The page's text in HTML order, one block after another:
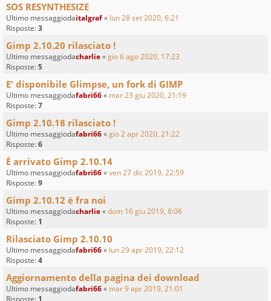
SOS RESYNTHESIZE
Ultimo messaggiodaitalgraf« lun 28 set 2020, 6:21
Risposte:3
Gimp 2.10.20 rilasciato !
Ultimo messaggiodacharlie«gio 6 ago 2020, 17:23
Risposte:5
E' disponibile Glimpse, un fork di GIMP
Ultimo messaggiodafabri66« mar 23 giu 2020, 21:19
Risposte:7
Gimp 2.10.18 rilasciato !
Ultimo messaggiodafabri66«gio 2 apr 2020, 21:22
Risposte:6
È arrivato Gimp 2.10.14
Ultimo messaggiodafabri66«ven 27 dic 2019, 22:59
Risposte:9
Gimp 2.10.12 è fra noi
Ultimo messaggiodacharlie«dom 16 giu 2019, 8:06
Risposte: 1
Rilasciato Gimp 2.10.10
Ultimo messaggiodafabri66« lun 29 apr 2019, 22:12
Risposte:4
Aggiornamento della pagina dei download
Ultimo messaggiodafabri66« mar 9 apr 2019, 21:01
Risposte: 1